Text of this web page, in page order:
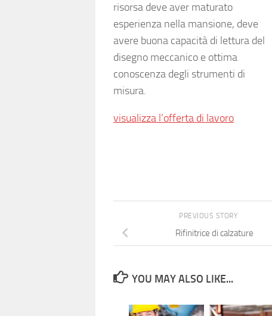
risorsa deve aver maturato
esperienza nella mansione, deve
avere buona capacità di lettura del
disegno meccanico e ottima
conoscenza degli strumenti di
misura.
visualizza l’offerta di lavoro
PREVIOUS STORY
Rifinitrice di calzature
YOU MAY ALSO LIKE...